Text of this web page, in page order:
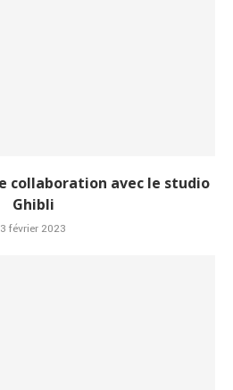
collaboration avec le studio
Ghibli
3 février 2023